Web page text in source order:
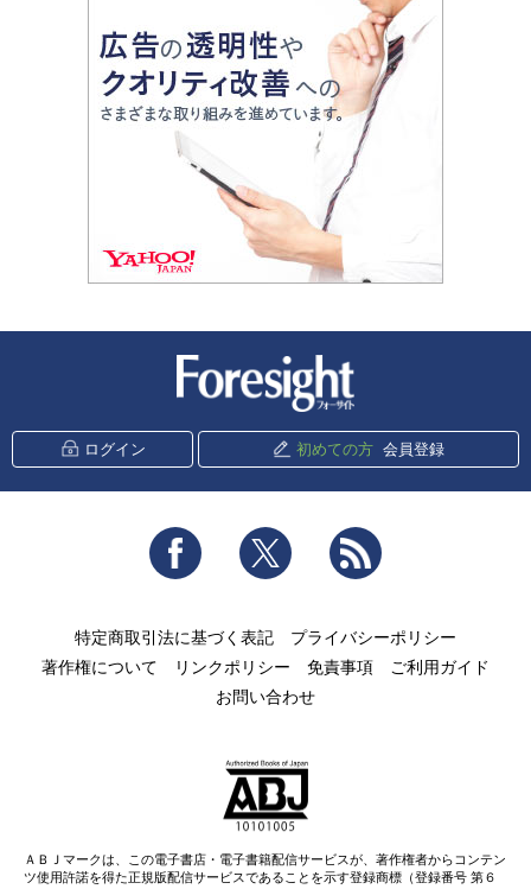
ログイン 初めての方 会員登録
Facebook Twitter
特定商取引法に基づく表記
プライバシーポリシー
著作権について
リンクポリシー 免責事項
ご利用ガイド
お問い合わせ
ＡＢＪマークは、この電子書店・電子書籍配信サービスが、著作権者からコンテン
ツ使用許諾を得た正規版配信サービスであることを示す登録商標（登録番号 第６